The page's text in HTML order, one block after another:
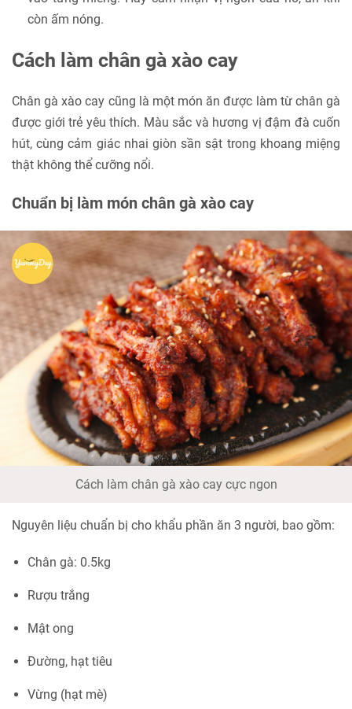
còn ấm nóng.
Cách làm chân gà xào cay
Chân gà xào cay cũng là một món ăn được làm từ chân gà
được giới trẻ yêu thích. Màu sắc và hương vị đậm đà cuốn
hút, cùng cảm giác nhai giòn sần sật trong khoang miệng
thật không thể cưỡng nổi.
Chuẩn bị làm món chân gà xào cay
Cách làm chân gà xào cay cực ngon
Nguyên liệu chuẩn bị cho khẩu phần ăn 3 người, bao gồm:
Chân gà: 0.5kg
Rượu trắng
Mật ong
Đường, hạt tiêu
Vừng (hạt mè)